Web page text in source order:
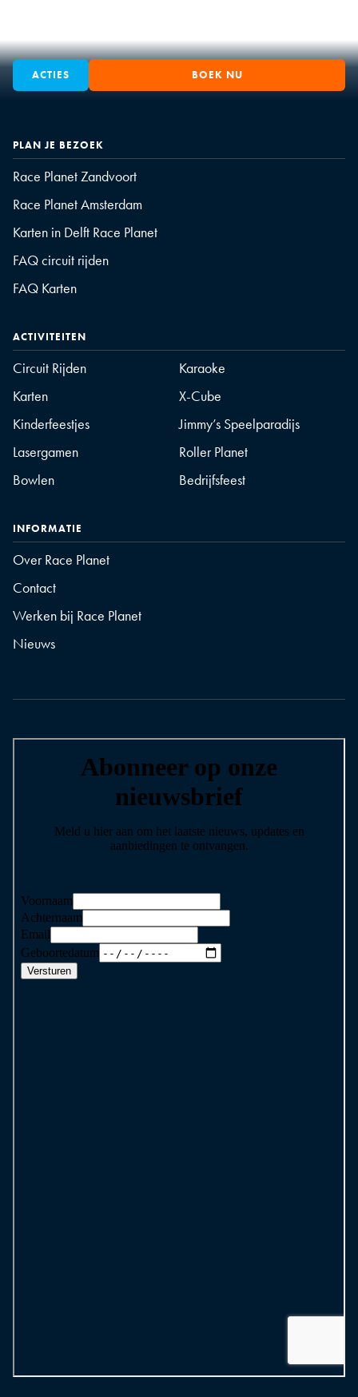
ACTIES BOEK NU
PLAN JE BEZOEK
Race Planet Zandvoort
Race Planet Amsterdam
Karten in Delft Race Planet
FAQ circuit rijden
FAQ Karten
ACTIVITEITEN
Circuit Rijden
Karaoke
Karten
X-Cube
Kinderfeestjes
Jimmy’s Speelparadijs
Lasergamen
Roller Planet
Bowlen
Bedrijfsfeest
INFORMATIE
Over Race Planet
Contact
Werken bij Race Planet
Nieuws